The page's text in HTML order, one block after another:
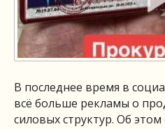
В последнее время в
всё больше рекламы о
силовых структур. Об